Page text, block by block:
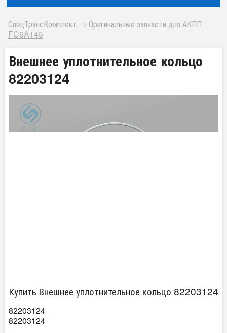
СпецТрансКомплект → Оригинальные запчасти для АКПП
FC6A145
Внешнее уплотнительное кольцо
82203124
Купить Внешнее уплотнительное кольцо 82203124
82203124
82203124